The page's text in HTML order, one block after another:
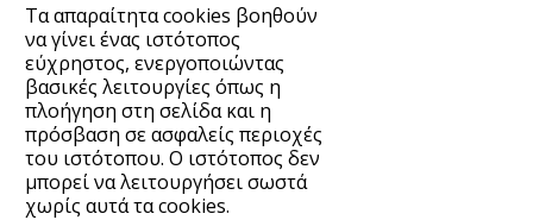
Τα απαραίτητα cookies βοηθούν
να γίνει ένας ιστότοπος
εύχρηστος, ενεργοποιώντας
βασικές λειτουργίες όπως η
πλοήγηση στη σελίδα και η
πρόσβαση σε ασφαλείς περιοχές
του ιστότοπου. Ο ιστότοπος δεν
μπορεί να λειτουργήσει σωστά
χωρίς αυτά τα cookies.